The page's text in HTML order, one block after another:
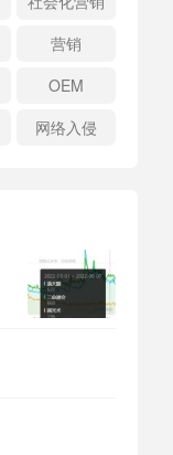
营销
OEM
网络入侵